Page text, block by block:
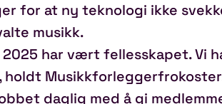
for at ny teknologi ikke
musikk.
har vært fellesskapet. Vi
daglig med å gi